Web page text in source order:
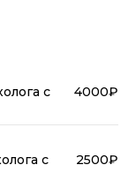
с
4000₽
с
2500₽